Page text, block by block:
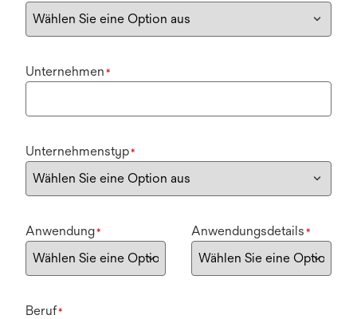
Unternehmen *
Unternehmenstyp*
Anwendung* Anwendungsdetails *
Beruf*